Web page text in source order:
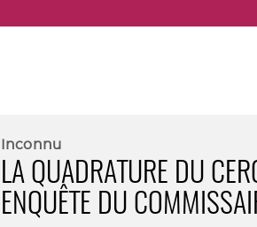
Inconnu
LA QUADRATURE DU
ENQUÊTE DU